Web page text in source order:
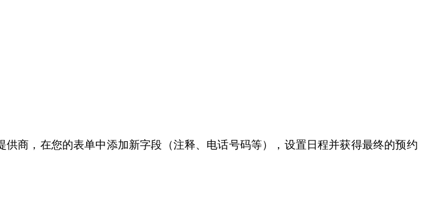
商，在您的表单中添加新字段（注释、电话号码等），设置日程并获得最终的预约